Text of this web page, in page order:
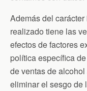
Además del
realizado tiene las
efectos de factores
política específica
de ventas de
eliminar el sesgo de